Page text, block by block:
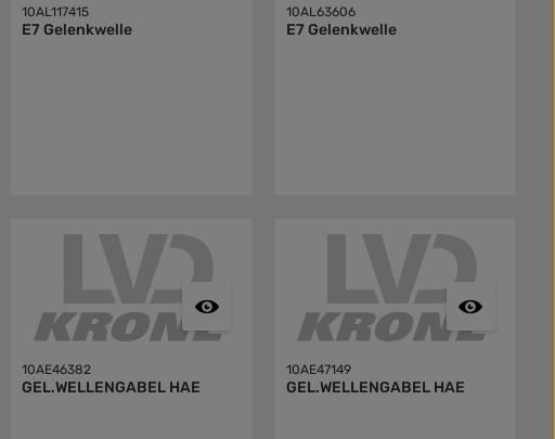
10AL117415
E7 Gelenkwelle
10AL63606
E7 Gelenkwelle
10AE46382
GEL.WELLENGABEL HAE
10AE47149
GEL.WELLENGABEL HAE